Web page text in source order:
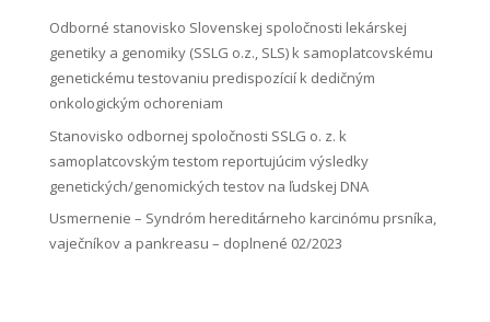
Odborné stanovisko Slovenskej spoločnosti lekárskej
genetiky a genomiky (SSLG o.z., SLS) k samoplatcovskému
genetickému testovaniu predispozícií k dedičným
onkologickým ochoreniam
Stanovisko odbornej spoločnosti SSLG o. z. k
samoplatcovským testom reportujúcim výsledky
genetických/genomických testov na ľudskej DNA
Usmernenie – Syndróm hereditárneho karcinómu prsníka,
vaječníkov a pankreasu – doplnené 02/2023